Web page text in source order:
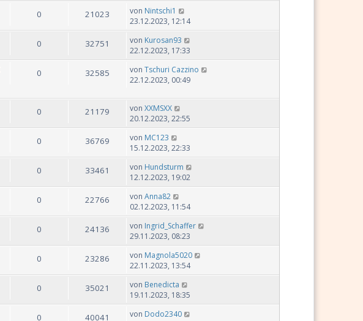
0 21023 von Nintschi1
23.12.2023, 12:14
0 32751 von Kurosan93
22.12.2023, 17:33
0 32585 von Tschuri Cazzino
22.12.2023, 00:49
0 21179 von XXMSXX
20.12.2023, 22:55
0 36769 von MC123
15.12.2023, 22:33
0 33461 von Hundsturm
12.12.2023, 19:02
0 22766 von Anna82
02.12.2023, 11:54
0 24136 von Ingrid_Schaffer
29.11.2023, 08:23
0 23286 von Magnola5020
22.11.2023, 13:54
0 35021 von Benedicta
19.11.2023, 18:35
0 40041 von Dodo2340